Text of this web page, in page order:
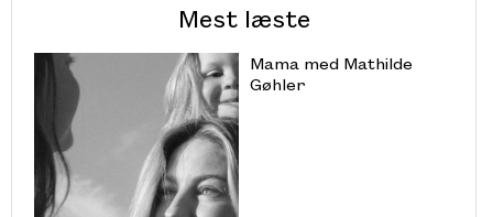
Mest læste
Mama med Mathilde
Gøhler